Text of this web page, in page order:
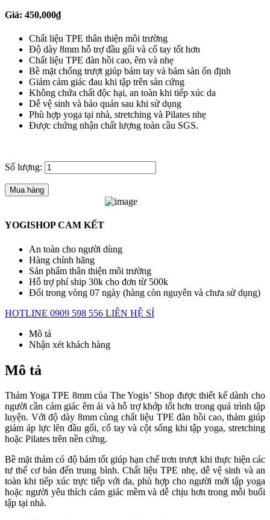
Giá: 450,000₫
Chất liệu TPE thân thiện môi trường
Độ dày 8mm hỗ trợ đầu gối và cổ tay tốt hơn
Chất liệu TPE đàn hồi cao, êm và nhẹ
Bề mặt chống trượt giúp bám tay và bám sàn ổn định
Giảm cảm giác đau khi tập trên sàn cứng
Không chứa chất độc hại, an toàn khi tiếp xúc da
Dễ vệ sinh và bảo quản sau khi sử dụng
Phù hợp yoga tại nhà, stretching và Pilates nhẹ
Được chứng nhận chất lượng toàn cầu SGS.
Số lượng:
Mua hàng
YOGISHOP CAM KẾT
An toàn cho người dùng
Hàng chính hãng
Sản phẩm thân thiện môi trường
Hỗ trợ phí ship 30k cho đơn từ 500k
Đổi trong vòng 07 ngày (hàng còn nguyên và chưa sử dụng)
HOTLINE 0909 598 556 LIÊN HỆ SỈ
Mô tả
Nhận xét khách hàng
Mô tả
Thảm Yoga TPE 8mm của The Yogis’ Shop được thiết kế dành cho
người cần cảm giác êm ái và hỗ trợ khớp tốt hơn trong quá trình tập
luyện. Với độ dày 8mm cùng chất liệu TPE đàn hồi cao, thảm giúp
giảm áp lực lên đầu gối, cổ tay và cột sống khi tập yoga, stretching
hoặc Pilates trên nền cứng.
Bề mặt thảm có độ bám tốt giúp hạn chế trơn trượt khi thực hiện các
tư thế cơ bản đến trung bình. Chất liệu TPE nhẹ, dễ vệ sinh và an
toàn khi tiếp xúc trực tiếp với da, phù hợp cho người mới tập yoga
hoặc người yêu thích cảm giác mềm và dễ chịu hơn trong mỗi buổi
tập tại nhà.